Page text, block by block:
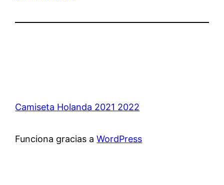
Camiseta Holanda 2021 2022
Funciona gracias aWordPress